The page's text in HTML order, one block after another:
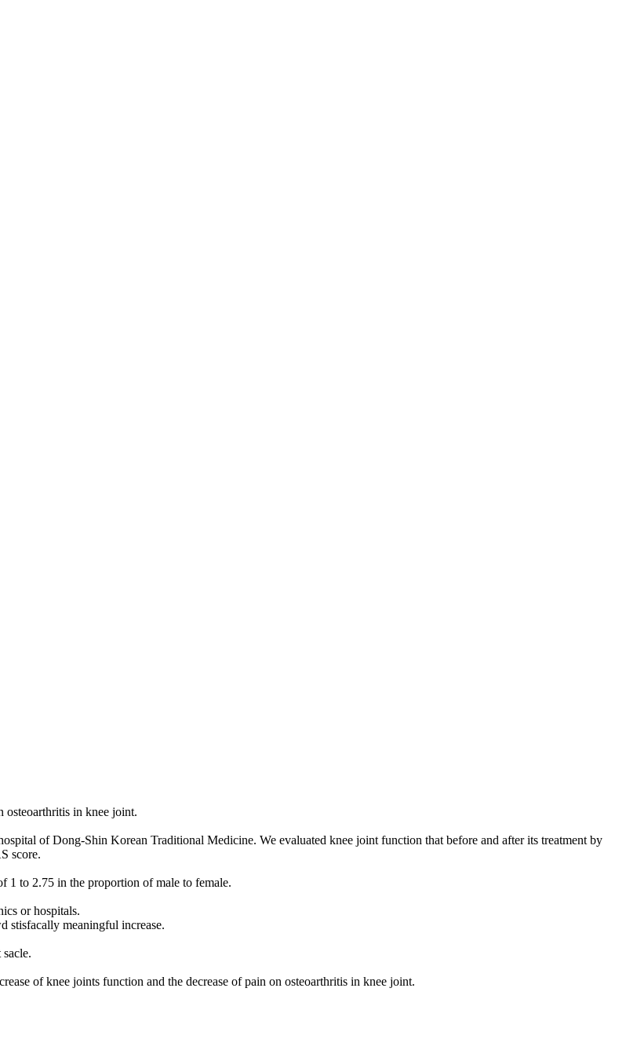
osteoarthritis in knee joint.
of Dong-Shin Korean Traditional Medicine. We evaluated knee joint function that before and after its treatment by
score.
1 to 2.75 in the proportion of male to female.
or hospitals.
stisfacally meaningful increase.
of knee joints function and the decrease of pain on osteoarthritis in knee joint.